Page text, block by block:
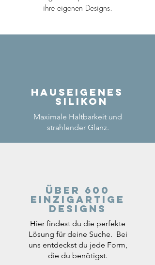
ihre eigenen Designs.
Hauseigenes
Silikon
Maximale Haltbarkeit und
strahlender Glanz.
Über 600
einzigartige
Designs
Hier findest du die perfekte
Lösung für deine Suche. Bei
uns entdeckst du jede Form,
die du benötigst.